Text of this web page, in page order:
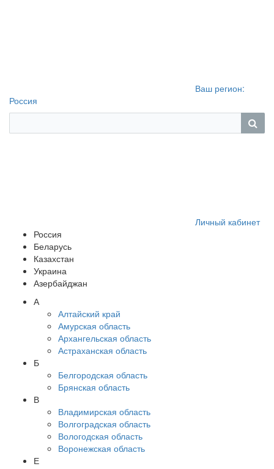
Ваш регион:
Россия
Личный кабинет
Россия
Беларусь
Казахстан
Украина
Азербайджан
А
Алтайский край
Амурская область
Архангельская область
Астраханская область
Б
Белгородская область
Брянская область
В
Владимирская область
Волгоградская область
Вологодская область
Воронежская область
Е